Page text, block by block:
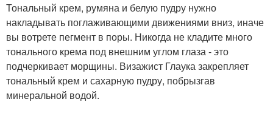
Тональный крем, румяна и белую пудру нужно
накладывать поглаживающими движениями вниз, иначе
вы вотрете пегмент в поры. Никогда не кладите много
тонального крема под внешним углом глаза - это
подчеркивает морщины. Визажист Глаука закрепляет
тональный крем и сахарную пудру, побрызгав
минеральной водой.